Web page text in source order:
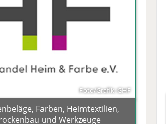
Foto/Grafik: GHF
Farben, Heimtextilien,
und Werkzeuge